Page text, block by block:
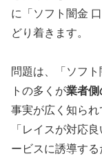
に「ソフト闇金
どり着きます。
問題は、「ソフ
トの多くが業者側
事実が広く知られ
「レイスが対応
ービスに誘導す